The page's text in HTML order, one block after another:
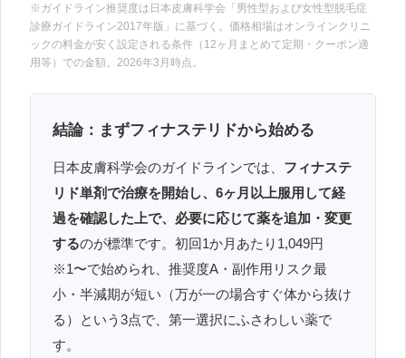
※ガイドライン推奨度は日本皮膚科学会「男性型および女性型脱毛症
診療ガイドライン2017年版」に基づく。価格相場はオンラインクリニ
ックの料金が安く設定される条件（12ヶ月まとめて定期・クーポン適
用等）での金額。2026年3月時点。
結論：まずフィナステリドから始める
日本皮膚科学会のガイドラインでは、 フィナステ
リド単剤で治療を開始し、6ヶ月以上服用して経
過を確認した上で、必要に応じて薬を追加・変更
するのが標準です。初回1か月あたり1,049円
※1〜で始められ、推奨度A・副作用リスク最
小・半減期が短い（万が一の場合すぐ体から抜け
る）という3点で、第一選択にふさわしい薬で
す。